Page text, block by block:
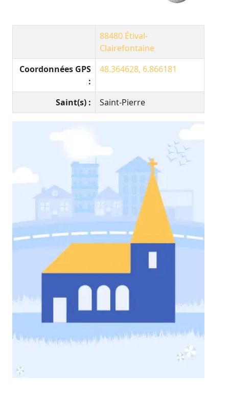
88480 Étival-
Clairefontaine
Coordonnées GPS
:
48.364628, 6.866181
Saint(s) : Saint-Pierre